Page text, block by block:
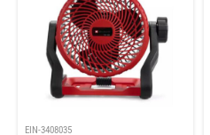
EIN-3408035